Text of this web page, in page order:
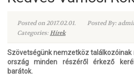
Posted on 2017.02.01.
Posted By:
Categories:Hírek
Szövetségünk nemzetköz
ország
minden részéről érkező
barátok.